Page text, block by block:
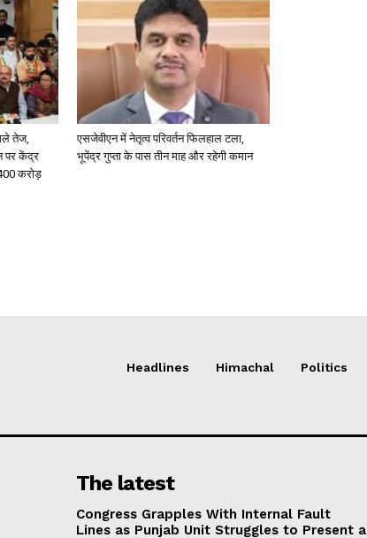
तेज,
पर केंद्र
करोड़
एसजेवीएन में नेतृत्व परिवर्तन फिलहाल टला,
भूपेंद्र गुप्ता के पास तीन माह और रहेगी कमान
Headlines Himachal Politics
The latest
Congress Grapples With Internal Fault
Lines as Punjab Unit Struggles to Present a